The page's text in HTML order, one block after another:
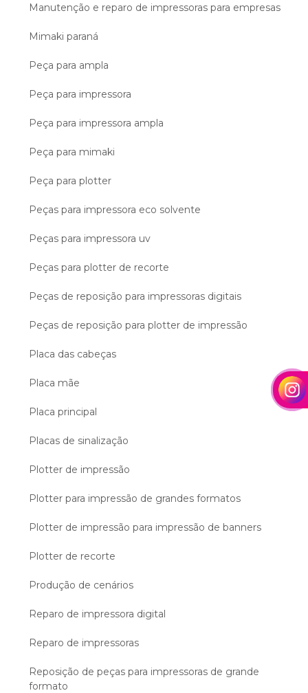
Manutenção e reparo de impressoras para empresas
Mimaki paraná
Peça para ampla
Peça para impressora
Peça para impressora ampla
Peça para mimaki
Peça para plotter
Peças para impressora eco solvente
Peças para impressora uv
Peças para plotter de recorte
Peças de reposição para impressoras digitais
Peças de reposição para plotter de impressão
Placa das cabeças
Placa mãe
Placa principal
Placas de sinalização
Plotter de impressão
Plotter para impressão de grandes formatos
Plotter de impressão para impressão de banners
Plotter de recorte
Produção de cenários
Reparo de impressora digital
Reparo de impressoras
Reposição de peças para impressoras de grande
formato